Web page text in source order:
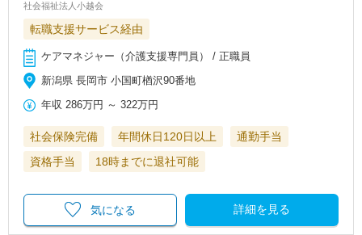
社会福祉法人小越会
転職支援サービス経由
ケアマネジャー（介護支援専門員） / 正職員
新潟県 長岡市 小国町楢沢90番地
年収 286万円 ～322万円
社会保険完備 年間休日120日以上
通勤手当
資格手当
18時までに退社可能
詳細を見る
気になる